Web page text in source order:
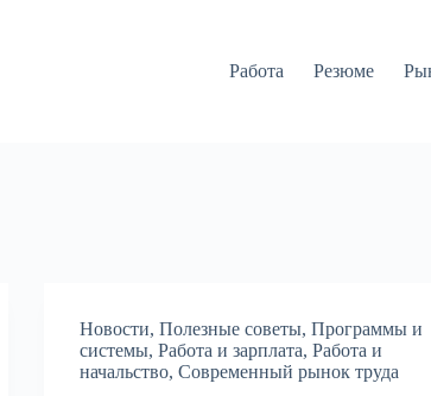
Работа Резюме
Новости,Полезные советы,Программы и
системы,Работа и зарплата,Работа и
начальство,Современный рынок труда